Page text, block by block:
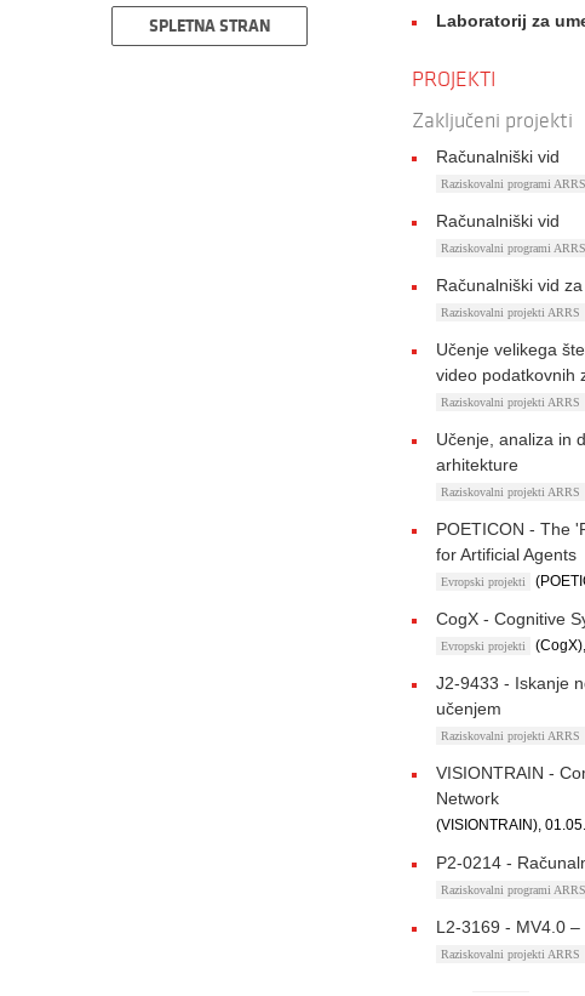
SPLETNA STRAN Laboratorij za
PROJEKTI
Zaključeni projekti
Računalniški vid
Raziskovalni programi ARRS
Računalniški vid
Raziskovalni programi ARRS
Računalniški vid
Raziskovalni projekti ARRS
Učenje velikega
video podatkovnih
Raziskovalni projekti ARRS
Učenje, analiza in
arhitekture
Raziskovalni projekti ARRS
POETICON - The
for Artificial Agents
Evropski projekti
CogX - Cognitive
Evropski projekti
J2-9433 - Iskanje
učenjem
Raziskovalni projekti ARRS
VISIONTRAIN -
Network
(VISIONTRAIN),
P2-0214 -
Raziskovalni programi ARRS
L2-3169 - MV4.0
Raziskovalni projekti ARRS